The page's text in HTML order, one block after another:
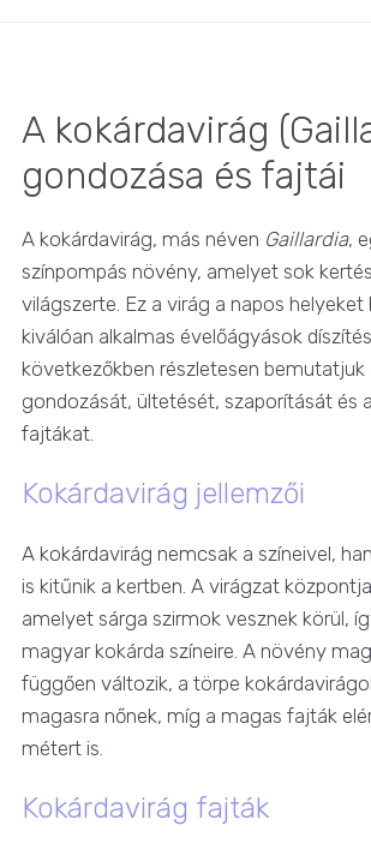
A kokárdavirág
gondozása és fajtái
A kokárdavirág, más néven Gaillardia,
színpompás növény, amelyet sok
világszerte. Ez a virág a napos helyeket
kiválóan alkalmas évelőágyások
következőkben részletesen bemutatjuk
gondozását, ültetését, szaporítását és
fajtákat.
Kokárdavirág jellemzői
A kokárdavirág nemcsak a színeivel,
is kitűnik a kertben. A virágzat
amelyet sárga szirmok vesznek körül,
magyar kokárda színeire. A növény
függően változik, a törpe
magasra nőnek, míg a magas fajták
métert is.
Kokárdavirág fajták